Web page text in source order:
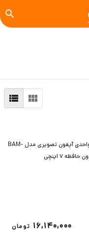
پکیج 1 واحدی آیفون تصویری مدل BAM-
16,140,000 تومان